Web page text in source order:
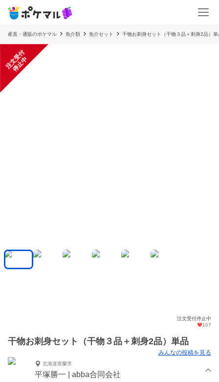
産直・通販のポケマル 魚介類 魚介セット 干物お刺身セット（干物３品＋刺身2品）単
注
文
受
付
停
止
中
注文受付停止中
107
干物お刺身セット（干物３品＋刺身2品）単品
みんなの投稿を見る
北海道室蘭市
平塚勝一 | abba合同会社